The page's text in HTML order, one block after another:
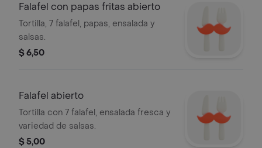
Falafel con papas fritas abierto
Tortilla, 7 falafel, papas, ensalada y
salsas.
$ 6,50
Falafel abierto
Tortilla con 7 falafel, ensalada fresca y
variedad de salsas.
$ 5,00